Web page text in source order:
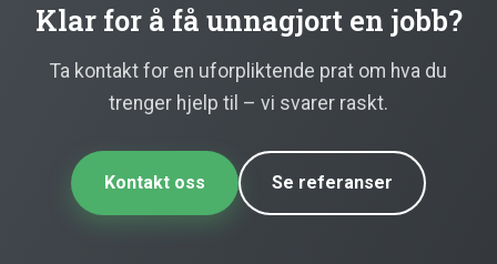
Klar for å få unnagjort en jobb?
Ta kontakt for en uforpliktende prat om hva du
trenger hjelp til – vi svarer raskt.
Kontakt oss Se referanser